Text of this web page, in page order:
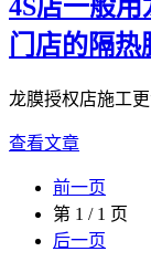
4S店一般
门店的隔热
龙膜授权店施工
查看文章
前一页
第 1 / 1 页
后一页